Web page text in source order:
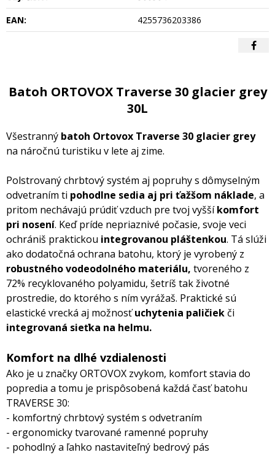
EAN:
4255736203386
Batoh ORTOVOX Traverse 30 glacier grey
30L
Všestranný batoh Ortovox Traverse 30 glacier grey
na náročnú turistiku v lete aj zime.
Polstrovaný chrbtový systém aj popruhy s dômyselným
odvetraním ti pohodlne sedia aj pri ťažšom náklade, a
pritom nechávajú prúdiť vzduch pre tvoj vyššíkomfort
pri nosení. Keď príde nepriaznivé počasie, svoje veci
ochrániš praktickou integrovanou pláštenkou. Tá slúži
ako dodatočná ochrana batohu, ktorý je vyrobený z
robustného vodeodolného materiálu, tvoreného z
72% recyklovaného polyamidu, šetríš tak životné
prostredie, do ktorého s ním vyrážaš. Praktické sú
elastické vrecká aj možnosťuchytenia paličiek či
integrovaná sieťka na helmu.
Komfort na dlhé vzdialenosti
Ako je u značky ORTOVOX zvykom, komfort stavia do
popredia a tomu je prispôsobená každá časť batohu
TRAVERSE 30:
- komfortný chrbtový systém s odvetraním
- ergonomicky tvarované ramenné popruhy
- pohodlný a ľahko nastaviteľný bedrový pás